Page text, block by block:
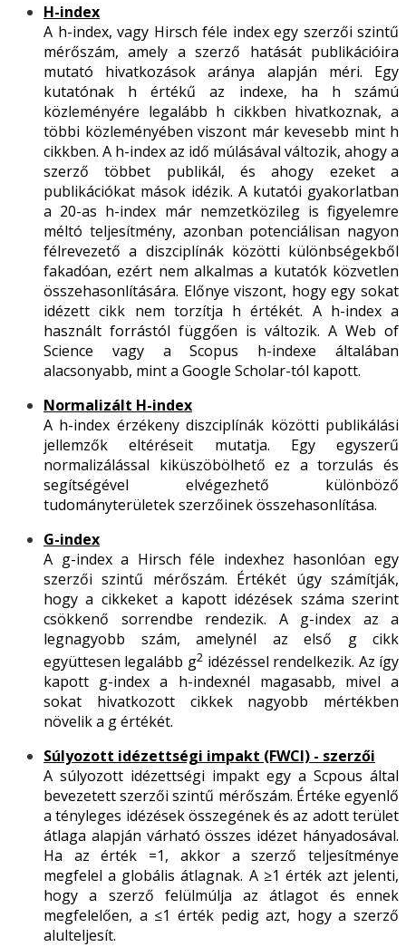
H-index
A h-index, vagy Hirsch féle index egy szerzői szintű
mérőszám, amely a szerző hatását publikációira
mutató hivatkozások aránya alapján méri. Egy
kutatónak h értékű az indexe, ha h számú
közleményére legalább h cikkben hivatkoznak, a
többi közleményében viszont már kevesebb mint h
cikkben. A h-index az idő múlásával változik, ahogy a
szerző többet publikál, és ahogy ezeket a
publikációkat mások idézik. A kutatói gyakorlatban
a 20-as h-index már nemzetközileg is figyelemre
méltó teljesítmény, azonban potenciálisan nagyon
félrevezető a diszciplínák közötti különbségekből
fakadóan, ezért nem alkalmas a kutatók közvetlen
összehasonlítására. Előnye viszont, hogy egy sokat
idézett cikk nem torzítja h értékét. A h-index a
használt forrástól függően is változik. A Web of
Science vagy a Scopus h-indexe általában
alacsonyabb, mint a Google Scholar-tól kapott.
Normalizált H-index
A h-index érzékeny diszciplínák közötti publikálási
jellemzők eltéréseit mutatja. Egy egyszerű
normalizálással kiküszöbölhető ez a torzulás és
segítségével elvégezhető különböző
tudományterületek szerzőinek összehasonlítása.
G-index
A g-index a Hirsch féle indexhez hasonlóan egy
szerzői szintű mérőszám. Értékét úgy számítják,
hogy a cikkeket a kapott idézések száma szerint
csökkenő sorrendbe rendezik. A g-index az a
legnagyobb szám, amelynél az első g cikk
együttesen legalább g2 idézéssel rendelkezik. Az így
kapott g-index a h-indexnél magasabb, mivel a
sokat hivatkozott cikkek nagyobb mértékben
növelik a g értékét.
Súlyozott idézettségi impakt (FWCI) - szerzői
A súlyozott idézettségi impakt egy a Scpous által
bevezetett szerzői szintű mérőszám. Értéke egyenlő
a tényleges idézések összegének és az adott terület
átlaga alapján várható összes idézet hányadosával.
Ha az érték =1, akkor a szerző teljesítménye
megfelel a globális átlagnak. A ≥1 érték azt jelenti,
hogy a szerző felülmúlja az átlagot és ennek
megfelelően, a ≤1 érték pedig azt, hogy a szerző
alulteljesít.